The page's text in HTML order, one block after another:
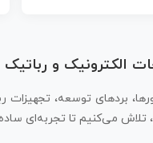
الکترونیک و رباتیک
بردهای توسعه،
می‌کنیم تا تجربه‌ای